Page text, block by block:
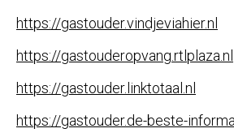
https://gastouder.vindjeviahier.nl
https://gastouderopvang.rtlplaza.nl
https://gastouder.linktotaal.nl
https://gastouder.de-beste-